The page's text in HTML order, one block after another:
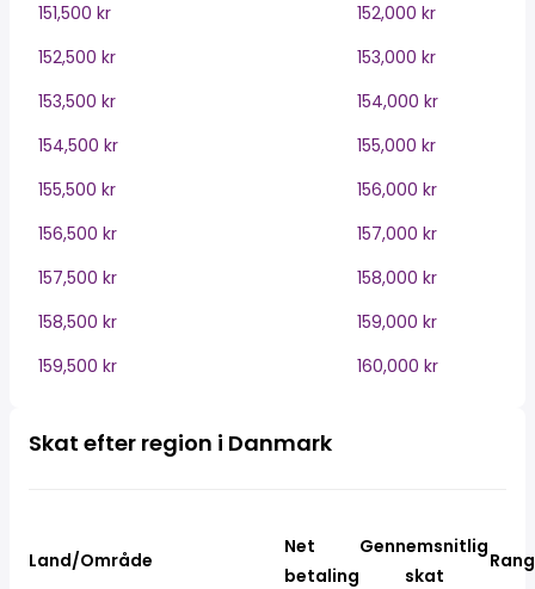
151,500 kr
152,000 kr
152,500 kr
153,000 kr
153,500 kr
154,000 kr
154,500 kr
155,000 kr
155,500 kr
156,000 kr
156,500 kr
157,000 kr
157,500 kr
158,000 kr
158,500 kr
159,000 kr
159,500 kr
160,000 kr
Skat efter region i Danmark
Land/Område
Net
betaling
Gennemsnitlig
skat
Rang